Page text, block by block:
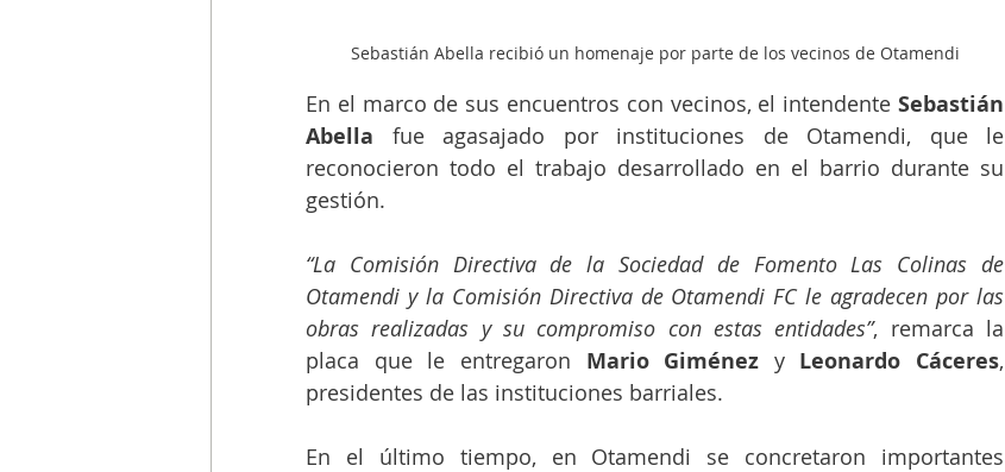
Sebastián Abella recibió un homenaje por parte de los vecinos de Otamendi
En el marco de sus encuentros con vecinos, el intendente Sebastián
Abella fue agasajado por instituciones de Otamendi, que le
reconocieron todo el trabajo desarrollado en el barrio durante su
gestión.
“La Comisión Directiva de la Sociedad de Fomento Las Colinas de
Otamendi y la Comisión Directiva de Otamendi FC le agradecen por las
obras realizadas y su compromiso con estas entidades”, remarca la
placa que le entregaron Mario Giménez y Leonardo Cáceres,
presidentes de las instituciones barriales.
En el último tiempo, en Otamendi se concretaron importantes